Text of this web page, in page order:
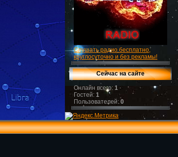
Слушать радио бесплатно,
круглосуточно и без рекламы!
Сейчас на сайте
Онлайн всего: 1
Гостей: 1
Пользователей:0